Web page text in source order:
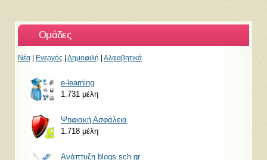
Ομάδες
Νέα Ενεργός Δημοφιλή Αλφαβητικά
e-learning
1.731 μέλη
Ψηφιακή Ασφάλεια
1.718 μέλη
Ανάπτυξη blogs.sch.gr